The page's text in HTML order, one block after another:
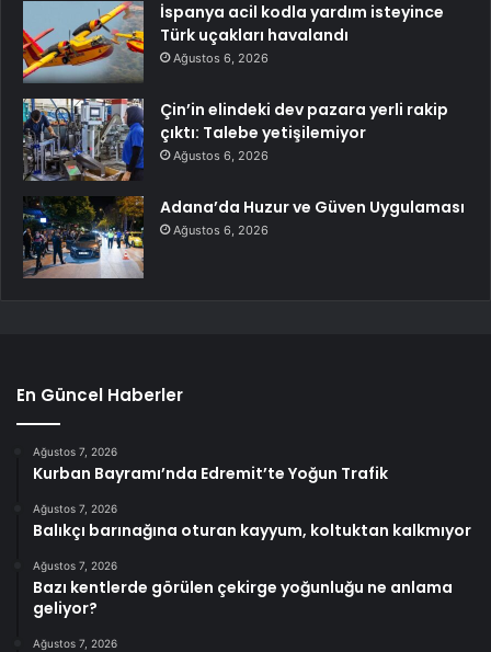
İspanya acil kodla yardım isteyince
Türk uçakları havalandı
Ağustos 6, 2026
Çin’in elindeki dev pazara yerli rakip
çıktı: Talebe yetişilemiyor
Ağustos 6, 2026
Adana’da Huzur ve Güven Uygulaması
Ağustos 6, 2026
En Güncel Haberler
Ağustos 7, 2026
Kurban Bayramı’nda Edremit’te Yoğun Trafik
Ağustos 7, 2026
Balıkçı barınağına oturan kayyum, koltuktan kalkmıyor
Ağustos 7, 2026
Bazı kentlerde görülen çekirge yoğunluğu ne anlama
geliyor?
Ağustos 7, 2026